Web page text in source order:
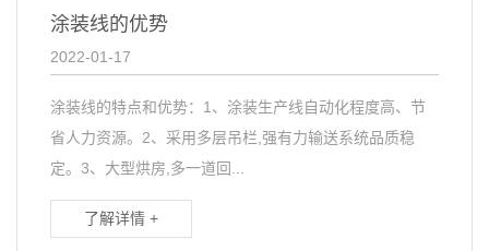
涂装线的优势
2022-01-17
涂装线的特点和优势：1、涂装生产线自动化程度高、节
省人力资源。2、采用多层吊栏,强有力输送系统品质稳
定。3、大型烘房,多一道回...
了解详情 +